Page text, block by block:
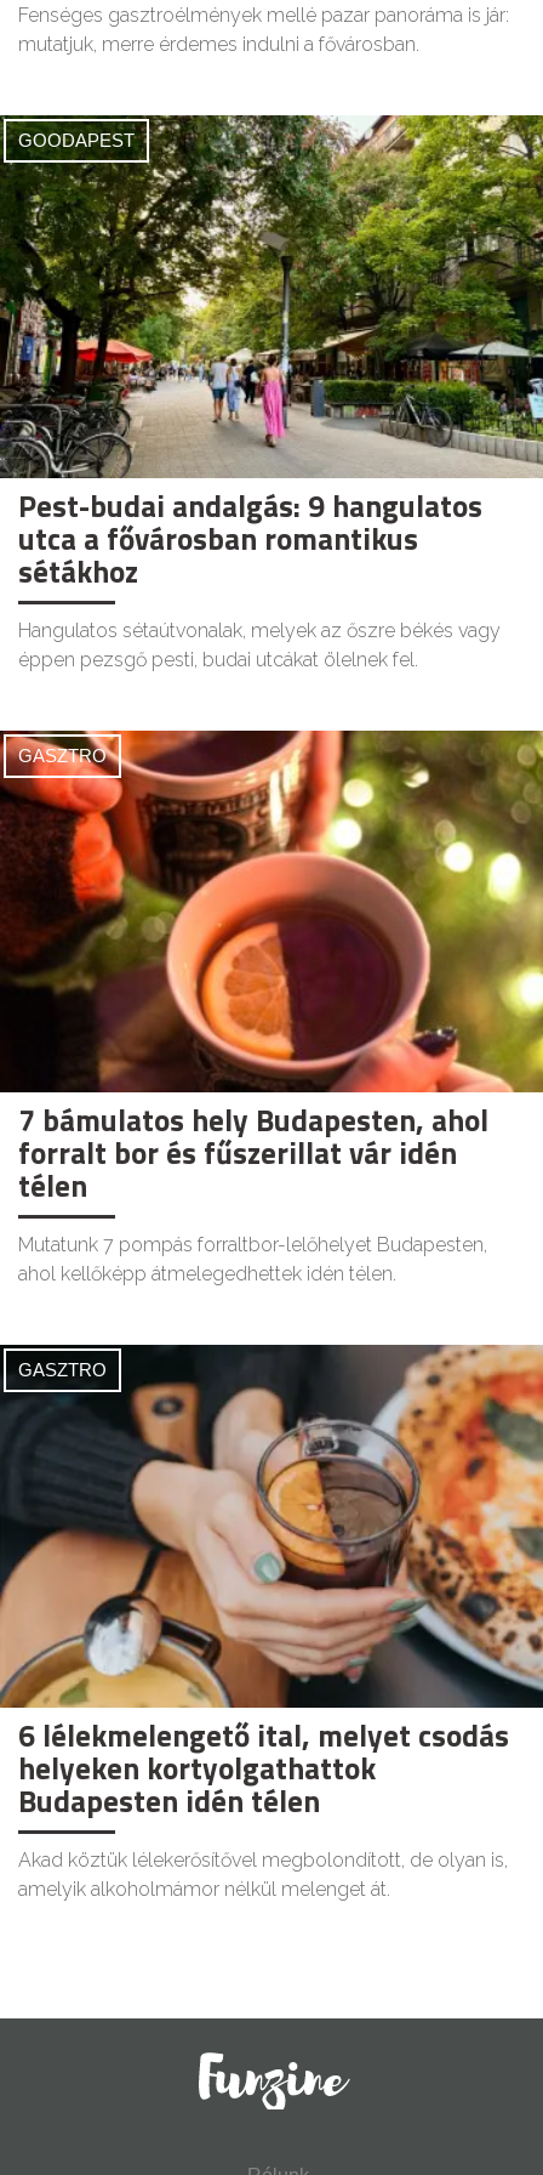
Fenséges gasztroélmények mellé pazar panoráma is jár:
mutatjuk, merre érdemes indulni a fővárosban.
GOODAPEST
Pest-budai andalgás: 9 hangulatos
utca a fővárosban romantikus
sétákhoz
Hangulatos sétaútvonalak, melyek az őszre békés vagy
éppen pezsgő pesti, budai utcákat ölelnek fel.
GASZTRO
7 bámulatos hely Budapesten, ahol
forralt bor és fűszerillat vár idén
télen
Mutatunk 7 pompás forraltbor-lelőhelyet Budapesten,
ahol kellőképp átmelegedhettek idén télen.
GASZTRO
6 lélekmelengető ital, melyet csodás
helyeken kortyolgathattok
Budapesten idén télen
Akad köztük lélekerősítővel megbolondított, de olyan is,
amelyik alkoholmámor nélkül melenget át.